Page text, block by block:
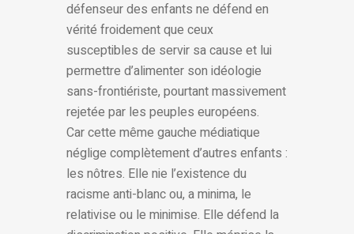
défenseur des enfants ne défend en
vérité froidement que ceux
susceptibles de servir sa cause et lui
permettre d’alimenter son idéologie
sans-frontiériste, pourtant massivement
rejetée par les peuples européens.
Car cette même gauche médiatique
néglige complètement d’autres enfants :
les nôtres. Elle nie l’existence du
racisme anti-blanc ou, a minima, le
relativise ou le minimise. Elle défend la